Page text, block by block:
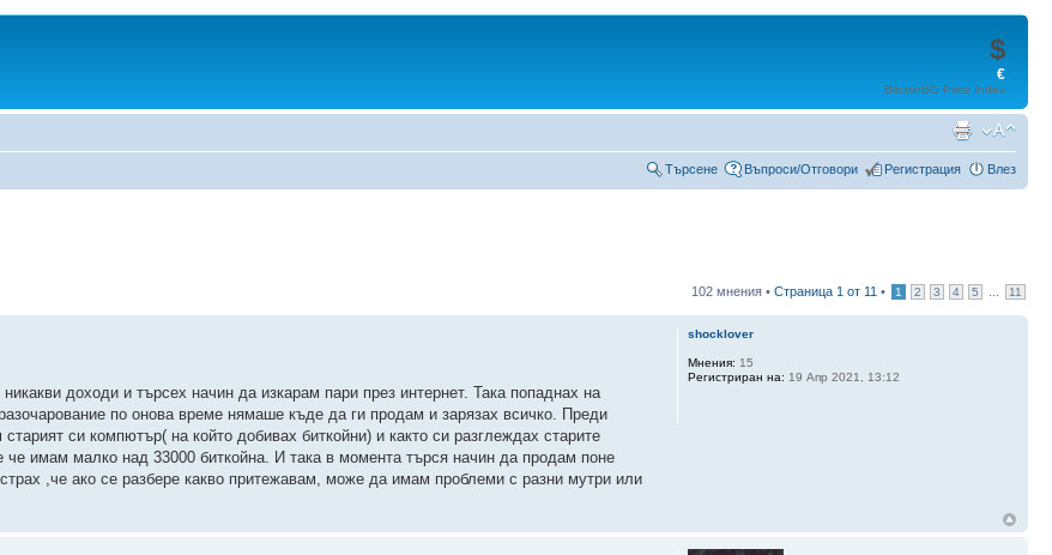
$
€
BitcoinBG Price Index
Търсене Въпроси/Отговори Регистрация Влез
102 мнения • Страница 1 от 11 • 1 2 3 4 5 11
доходи и търсех начин да изкарам пари през интернет. Така попаднах на
по онова време нямаше къде да ги продам и зарязах всичко. Преди
си компютър( на който добивах биткойни) и както си разглеждах старите
имам малко над 33000 биткойна. И така в момента търся начин да продам поне
,че ако се разбере какво притежавам, може да имам проблеми с разни мутри или
shocklover
Мнения: 15
Регистриран на: 19 Апр 2021, 13:12